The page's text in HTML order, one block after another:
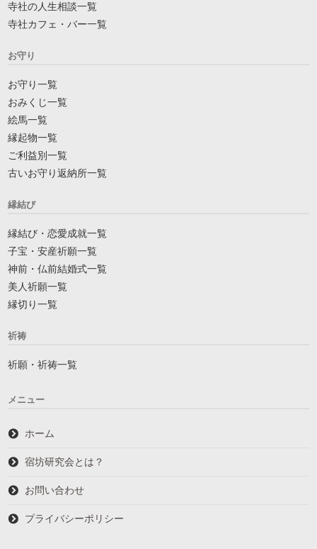
寺社の人生相談一覧
寺社カフェ・バー一覧
お守り
お守り一覧
おみくじ一覧
絵馬一覧
縁起物一覧
ご利益別一覧
古いお守り返納所一覧
縁結び
縁結び・恋愛成就一覧
子宝・安産祈願一覧
神前・仏前結婚式一覧
美人祈願一覧
縁切り一覧
祈祷
祈願・祈祷一覧
メニュー
ホーム
宿坊研究会とは？
お問い合わせ
プライバシーポリシー